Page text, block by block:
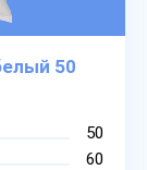
50
50
60